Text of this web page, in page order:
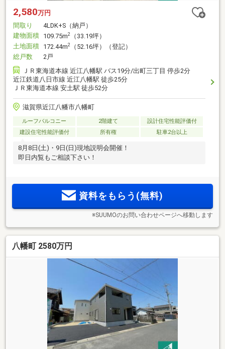
2,580万円
間取り
4LDK+S（納戸）
建物面積 109.75m2
（33.19坪）
土地面積 172.44m2
（52.16坪）（登記）
総戸数
2戸
ＪＲ東海道本線 近江八幡駅 バス19分/出町三丁目 停歩2分
近江鉄道八日市線 近江八幡駅 徒歩25分
ＪＲ東海道本線 安土駅 徒歩52分
滋賀県近江八幡市八幡町
ルーフバルコニー 2階建て
設計住宅性能評価付
建設住宅性能評価付
所有権 駐車2台以上
8月8日(土)・9日(日)現地説明会開催！
即日内覧もご相談下さい！
資料をもらう(無料)
※SUUMOのお問い合わせページへ移動します
八幡町 2580万円